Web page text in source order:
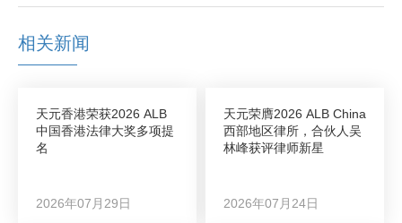
相关新闻
天元香港荣获2026 ALB
中国香港法律大奖多项提
名
2026年07月29日
天元荣膺2026 ALB China
西部地区律所，合伙人吴
林峰获评律师新星
2026年07月24日